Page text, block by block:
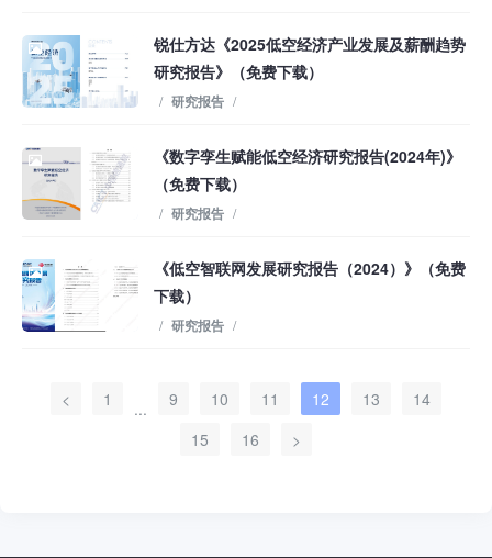
锐仕方达《2025低空经济产业发展及薪酬趋势
研究报告》（免费下载）
/ 研究报告 /
《数字孪生赋能低空经济研究报告(2024年)》
（免费下载）
/ 研究报告 /
《低空智联网发展研究报告（2024）》（免费
下载）
/ 研究报告 /
< 1 ... 9 10 11 12 13
14
15
16 >